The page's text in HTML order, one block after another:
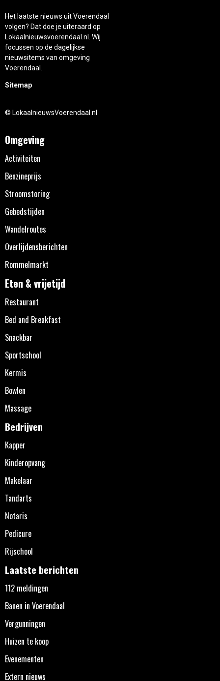
Het laatste nieuws uit Voerendaal
volgen? Dat doe je uiteraard op
Lokaalnieuwsvoerendaal.nl. Wij
focussen op de dagelijkse
nieuwsitems van omgeving
Voerendaal.
Sitemap
© LokaalnieuwsVoerendaal.nl
Omgeving
Activiteiten
Benzineprijs
Stroomstoring
Gebedstijden
Wandelroutes
Overlijdensberichten
Rommelmarkt
Eten & vrijetijd
Restaurant
Bed and Breakfast
Snackbar
Sportschool
Kermis
Bowlen
Massage
Bedrijven
Kapper
Kinderopvang
Makelaar
Tandarts
Notaris
Pedicure
Rijschool
Laatste berichten
112 meldingen
Banen in Voerendaal
Vergunningen
Huizen te koop
Evenementen
Extern nieuws